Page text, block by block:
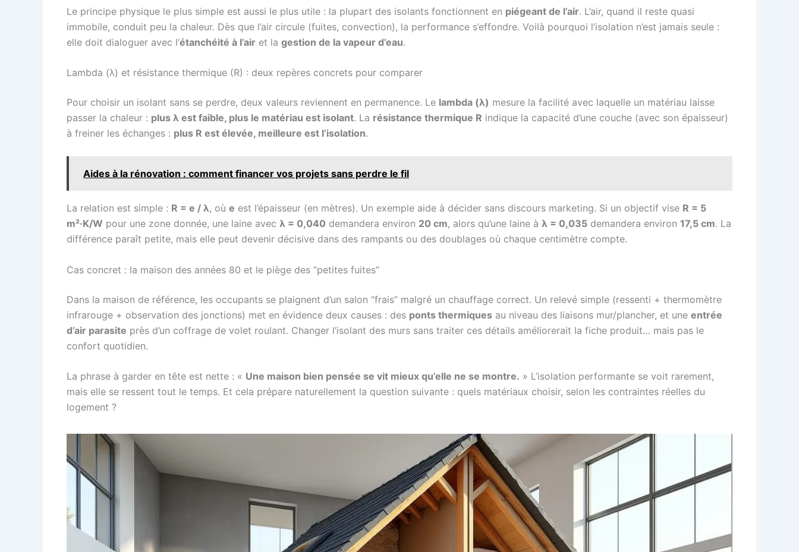
Le principe physique le plus simple est aussi le plus utile : la plupart des isolants fonctionnent en piégeant de l’air. L’air, quand il reste quasi
immobile, conduit peu la chaleur. Dès que l’air circule (fuites, convection), la performance s’effondre. Voilà pourquoi l’isolation n’est jamais seule :
elle doit dialoguer avec l’étanchéité à l’air et la gestion de la vapeur d’eau.
Lambda (λ) et résistance thermique (R) : deux repères concrets pour comparer
Pour choisir un isolant sans se perdre, deux valeurs reviennent en permanence. Le lambda (λ) mesure la facilité avec laquelle un matériau laisse
passer la chaleur : plus λ est faible, plus le matériau est isolant. La résistance thermique R indique la capacité d’une couche (avec son épaisseur)
à freiner les échanges : plus R est élevée, meilleure est l’isolation.
Aides à la rénovation : comment financer vos projets sans perdre le fil
La relation est simple : R = e / λ, où e est l’épaisseur (en mètres). Un exemple aide à décider sans discours marketing. Si un objectif vise R = 5
m²·K/W pour une zone donnée, une laine avec λ = 0,040 demandera environ 20 cm, alors qu’une laine à λ = 0,035 demandera environ 17,5 cm. La
différence paraît petite, mais elle peut devenir décisive dans des rampants ou des doublages où chaque centimètre compte.
Cas concret : la maison des années 80 et le piège des “petites fuites”
Dans la maison de référence, les occupants se plaignent d’un salon “frais” malgré un chauffage correct. Un relevé simple (ressenti + thermomètre
infrarouge + observation des jonctions) met en évidence deux causes : des ponts thermiques au niveau des liaisons mur/plancher, et une entrée
d’air parasite près d’un coffrage de volet roulant. Changer l’isolant des murs sans traiter ces détails améliorerait la fiche produit… mais pas le
confort quotidien.
La phrase à garder en tête est nette : « Une maison bien pensée se vit mieux qu’elle ne se montre. » L’isolation performante se voit rarement,
mais elle se ressent tout le temps. Et cela prépare naturellement la question suivante : quels matériaux choisir, selon les contraintes réelles du
logement ?